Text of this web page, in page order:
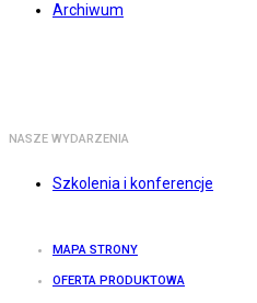
Archiwum
NASZE WYDARZENIA
Szkolenia i konferencje
MAPA STRONY
OFERTA PRODUKTOWA